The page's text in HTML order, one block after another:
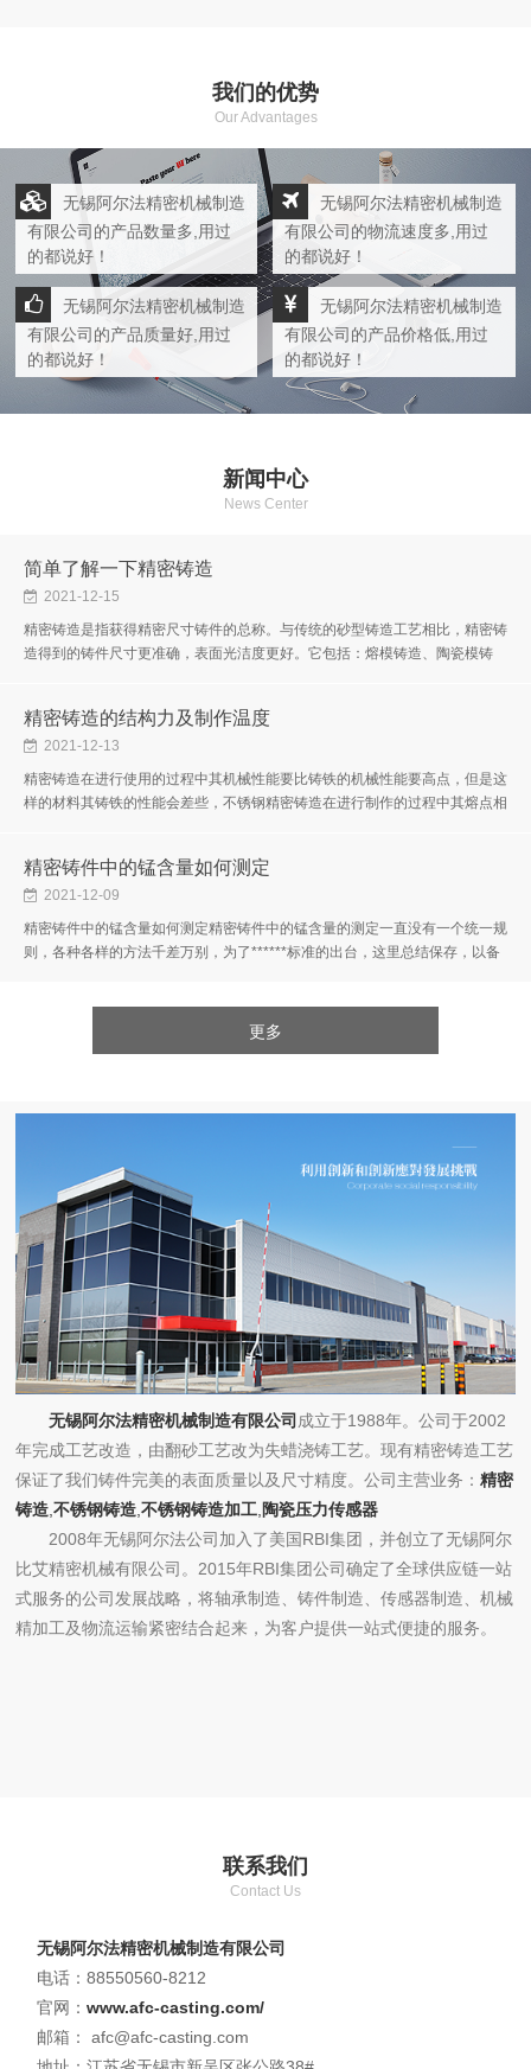
我们的优势
Our Advantages
无锡阿尔法精密机械制造
有限公司的产品数量多,用过
的都说好！
无锡阿尔法精密机械制造
有限公司的物流速度多,用过
的都说好！
无锡阿尔法精密机械制造
有限公司的产品质量好,用过
的都说好！
无锡阿尔法精密机械制造
有限公司的产品价格低,用过
的都说好！
新闻中心
News Center
简单了解一下精密铸造
2021-12-15
精密铸造是指获得精密尺寸铸件的总称。与传统的砂型铸造工艺相比，精密铸
造得到的铸件尺寸更准确，表面光洁度更好。它包括：熔模铸造、陶瓷模铸
精密铸造的结构力及制作温度
2021-12-13
精密铸造在进行使用的过程中其机械性能要比铸铁的机械性能要高点，但是这
样的材料其铸铁的性能会差些，不锈钢精密铸造在进行制作的过程中其熔点相
精密铸件中的锰含量如何测定
2021-12-09
精密铸件中的锰含量如何测定精密铸件中的锰含量的测定一直没有一个统一规
则，各种各样的方法千差万别，为了******标准的出台，这里总结保存，以备
更多
无锡阿尔法精密机械制造有限公司 成立于1988年。公司于2002
年完成工艺改造，由翻砂工艺改为失蜡浇铸工艺。现有精密铸造工艺
保证了我们铸件完美的表面质量以及尺寸精度。公司主营业务：精密
铸造,不锈钢铸造,不锈钢铸造加工,陶瓷压力传感器
2008年无锡阿尔法公司加入了美国RBI集团，并创立了无锡阿尔
比艾精密机械有限公司。2015年RBI集团公司确定了全球供应链一站
式服务的公司发展战略，将轴承制造、铸件制造、传感器制造、机械
精加工及物流运输紧密结合起来，为客户提供一站式便捷的服务。
联系我们
Contact Us
无锡阿尔法精密机械制造有限公司
电话：88550560-8212
官网：www.afc-casting.com/
邮箱： afc@afc-casting.com